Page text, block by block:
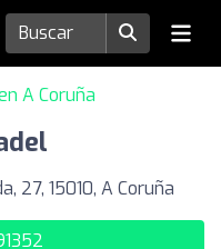
A Coruña
27, 15010, A Coruña